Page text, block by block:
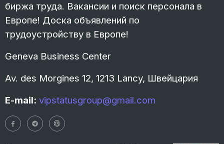
биржа труда. Вакансии и поиск персонала в
Европе! Доска объявлений по
трудоустройству в Европе!
Geneva Business Center
Av. des Morgines 12, 1213 Lancy, Швейцария
E-mail: vipstatusgroup@gmail.com